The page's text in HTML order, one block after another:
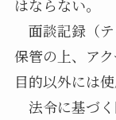
はならない。
面談記録（
保管の上、ア
目的以外には使
法令に基づ